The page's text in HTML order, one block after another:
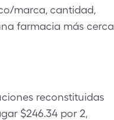
marca, cantidad,
farmacia más cerca
reconstituidas
$246.34 por 2,